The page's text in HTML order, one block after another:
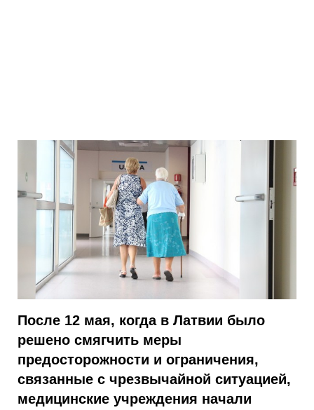
После 12 мая, когда в Латвии было
решено смягчить меры
предосторожности и ограничения,
связанные с чрезвычайной ситуацией,
медицинские учреждения начали